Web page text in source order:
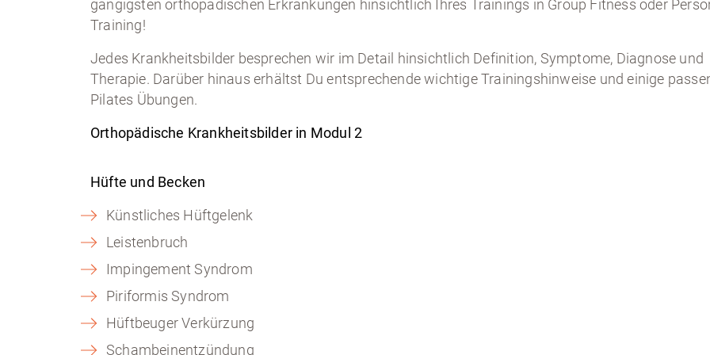
gängigsten orthopädischen Erkrankungen hinsichtlich Ihres Trainings in Group Fitness oder
Training!
Jedes Krankheitsbilder besprechen wir im Detail hinsichtlich Definition, Symptome, Diagnose und
Therapie. Darüber hinaus erhältst Du entsprechende wichtige Trainingshinweise und einige
Pilates Übungen.
Orthopädische Krankheitsbilder in Modul 2
Hüfte und Becken
Künstliches Hüftgelenk
Leistenbruch
Impingement Syndrom
Piriformis Syndrom
Hüftbeuger Verkürzung
Schambeinentzündung